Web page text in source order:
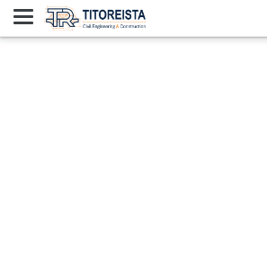
Home Label: